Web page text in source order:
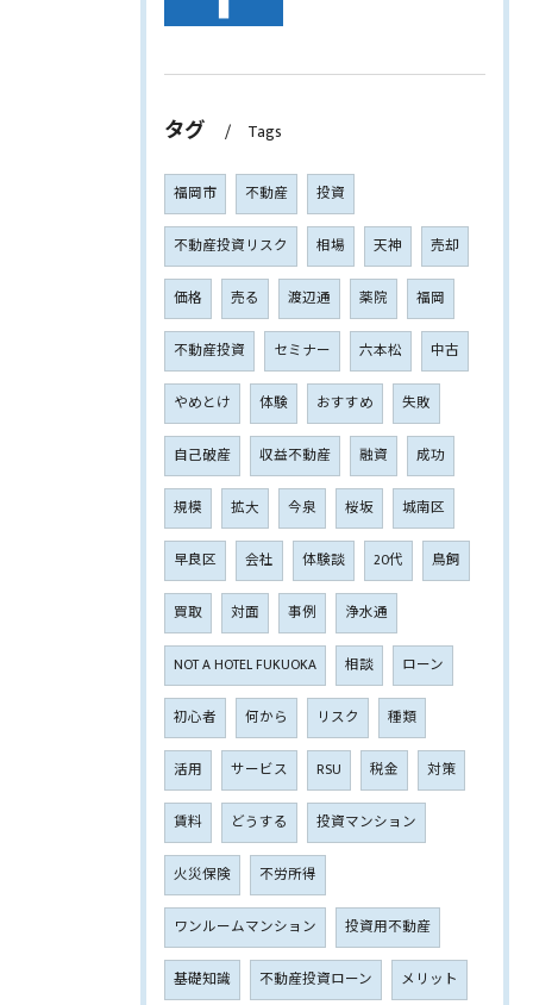
タグ Tags
福岡市 不動産 投資
不動産投資リスク 相場 天神 売却
価格 売る 渡辺通 薬院 福岡
不動産投資 セミナー 六本松 中古
やめとけ 体験 おすすめ 失敗
自己破産 収益不動産 融資 成功
規模 拡大 今泉 桜坂 城南区
早良区 会社 体験談 20代 鳥飼
買取 対面 事例 浄水通
NOT A HOTEL FUKUOKA 相談 ローン
初心者 何から リスク 種類
活用 サービス RSU 税金 対策
賃料 どうする 投資マンション
火災保険 不労所得
ワンルームマンション 投資用不動産
基礎知識 不動産投資ローン メリット